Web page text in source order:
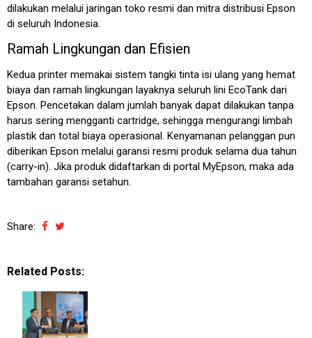
dilakukan melalui jaringan toko resmi dan mitra distribusi Epson
di seluruh Indonesia.
Ramah Lingkungan dan Efisien
Kedua printer memakai sistem tangki tinta isi ulang yang hemat
biaya dan ramah lingkungan layaknya seluruh lini EcoTank dari
Epson. Pencetakan dalam jumlah banyak dapat dilakukan tanpa
harus sering mengganti cartridge, sehingga mengurangi limbah
plastik dan total biaya operasional. Kenyamanan pelanggan pun
diberikan Epson melalui garansi resmi produk selama dua tahun
(carry-in). Jika produk didaftarkan di portal MyEpson, maka ada
tambahan garansi setahun.
Share:
Related Posts: